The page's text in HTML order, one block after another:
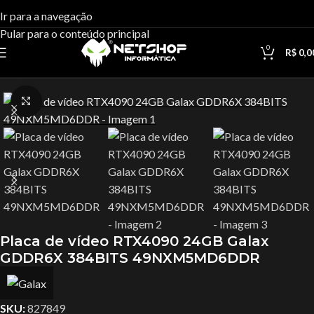
Ir para a navegação
Pular para o conteúdo principal
0 R$
Início Placa de Vídeo
Clique para ampliar
Placa de vídeo RTX4090 24GB Galax
GDDR6X 384BITS 49NXM5MD6DDR
SKU:827849